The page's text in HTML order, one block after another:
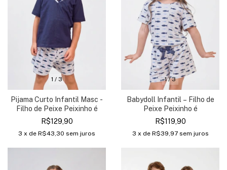
1 / 3
Pijama Curto Infantil Masc -
Filho de Peixe Peixinho é
R$129,90
3 x de R$43,30 sem juros
1/3
Babydoll Infantil – Filho de
Peixe Peixinho é
R$119,90
3 x de R$39,97 sem juros